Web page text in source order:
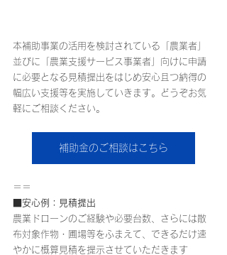
本補助事業の活用を検討されている「農業者」
並びに「農業支援サービス事業者」向けに申請
に必要となる見積提出をはじめ安心且つ納得の
幅広い支援等を実施していきます。どうぞお気
軽にご相談ください。
補助金のご相談はこちら
＝＝
■安心例：見積提出
農業ドローンのご経験や必要台数、さらには散
布対象作物・圃場等をふまえて、できるだけ速
やかに概算見積を提示させていただきます